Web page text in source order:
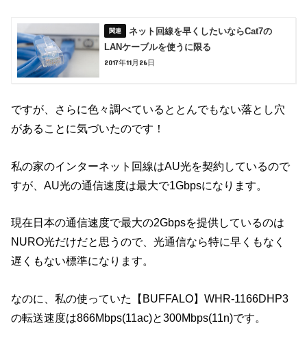
ネット回線を早くしたいならCat7の
LANケーブルを使うに限る
2017年11月26日
ですが、さらに色々調べているととんでもない落とし穴
があることに気づいたのです！
私の家のインターネット回線はAU光を契約しているので
すが、AU光の通信速度は最大で1Gbpsになります。
現在日本の通信速度で最大の2Gbpsを提供しているのは
NURO光だけだと思うので、光通信なら特に早くもなく
遅くもない標準になります。
なのに、私の使っていた【BUFFALO】WHR-1166DHP3
の転送速度は866Mbps(11ac)と300Mbps(11n)です。